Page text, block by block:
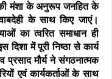
की मंशा के अनुरूप जनहित के
के साथ किए जाएं।
का त्वरित समाधान ही
में पूरी निष्ठा से कार्य
मौर्य ने संगठनात्मक
एवं कार्यकर्ताओं के साथ